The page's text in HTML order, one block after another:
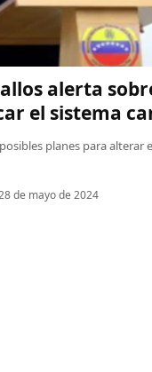
alerta
el sistema
planes para alterar
de mayo de 2024